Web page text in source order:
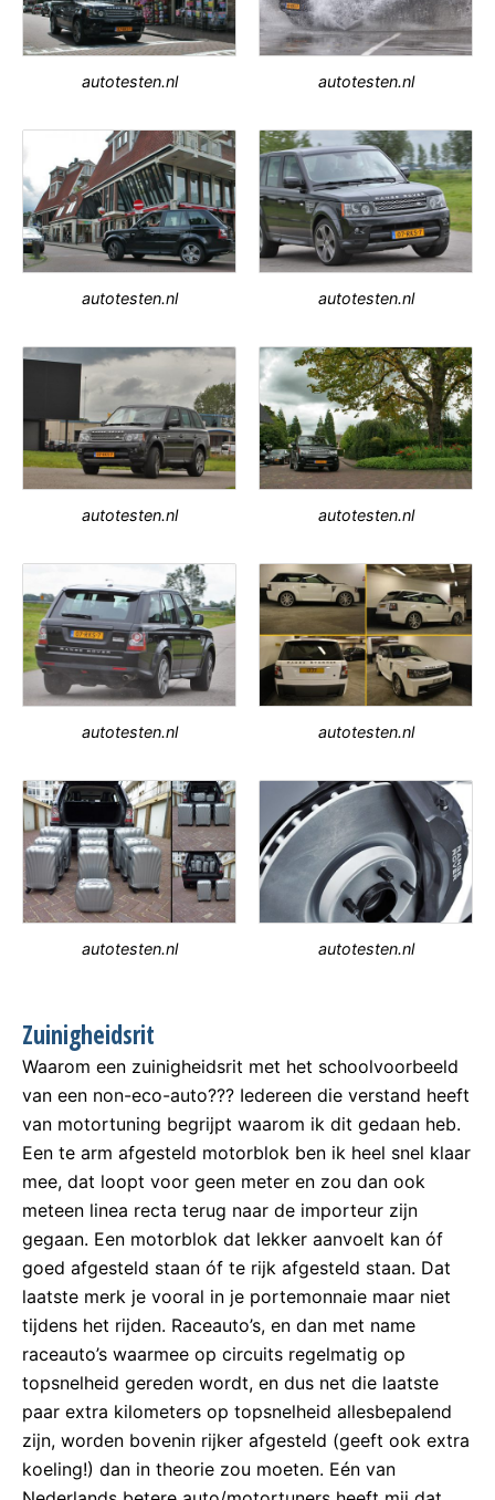
autotesten.nl autotesten.nl
autotesten.nl autotesten.nl
autotesten.nl autotesten.nl
autotesten.nl autotesten.nl
autotesten.nl autotesten.nl
Zuinigheidsrit
Waarom een zuinigheidsrit met het schoolvoorbeeld
van een non-eco-auto??? Iedereen die verstand heeft
van motortuning begrijpt waarom ik dit gedaan heb.
Een te arm afgesteld motorblok ben ik heel snel klaar
mee, dat loopt voor geen meter en zou dan ook
meteen linea recta terug naar de importeur zijn
gegaan. Een motorblok dat lekker aanvoelt kan óf
goed afgesteld staan óf te rijk afgesteld staan. Dat
laatste merk je vooral in je portemonnaie maar niet
tijdens het rijden. Raceauto’s, en dan met name
raceauto’s waarmee op circuits regelmatig op
topsnelheid gereden wordt, en dus net die laatste
paar extra kilometers op topsnelheid allesbepalend
zijn, worden bovenin rijker afgesteld (geeft ook extra
koeling!) dan in theorie zou moeten. Eén van